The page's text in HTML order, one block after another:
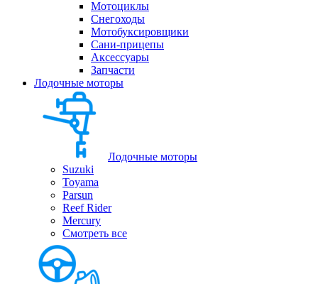
Мотоциклы
Снегоходы
Мотобуксировщики
Сани-прицепы
Аксессуары
Запчасти
Лодочные моторы
Лодочные моторы
Suzuki
Toyama
Parsun
Reef Rider
Mercury
Смотреть все